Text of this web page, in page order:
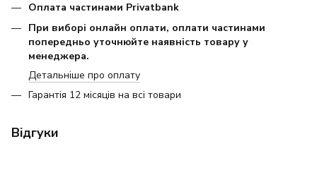
Оплата частинами Privatbank
При виборі онлайн оплати, оплати частинами
попередньо уточнюйте наявність товару у
менеджера.
Детальніше про оплату
Гарантія 12 місяців на всі товари
Відгуки